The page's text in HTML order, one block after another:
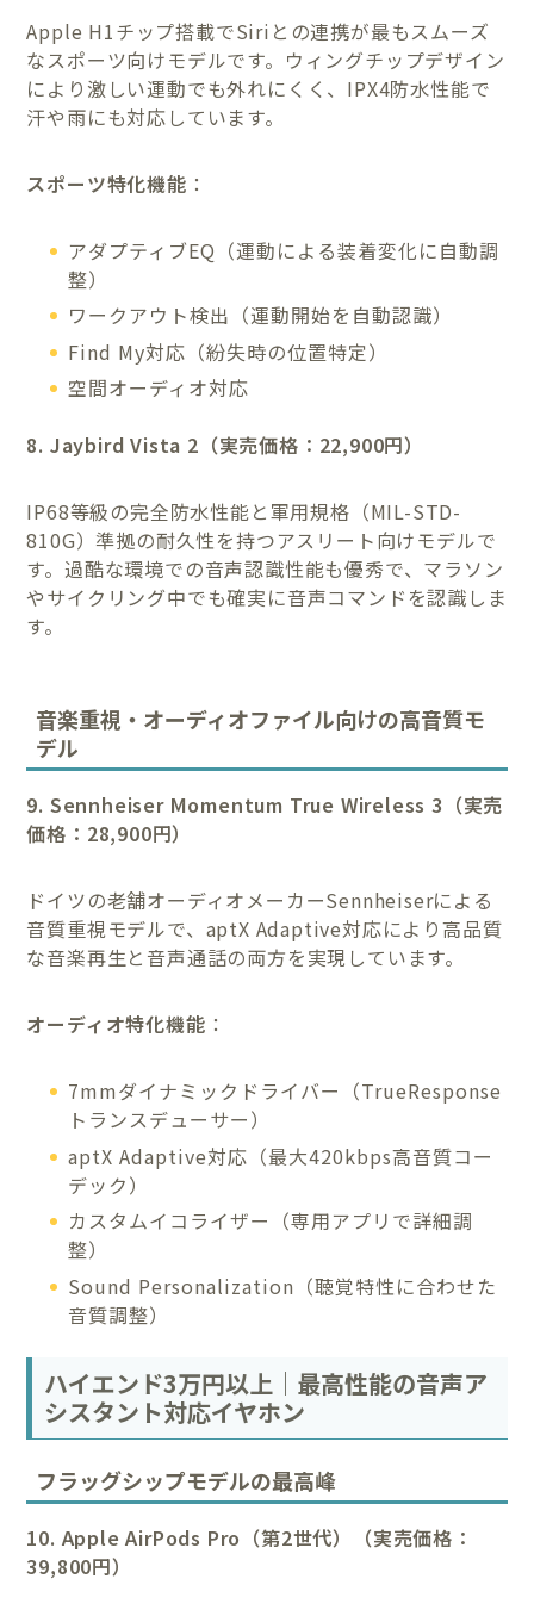
Apple H1チップ搭載でSiriとの連携が最もスムーズ
なスポーツ向けモデルです。ウィングチップデザイン
により激しい運動でも外れにくく、IPX4防水性能で
汗や雨にも対応しています。
スポーツ特化機能 ：
アダプティブEQ（運動による装着変化に自動調
整）
ワークアウト検出（運動開始を自動認識）
Find My対応（紛失時の位置特定）
空間オーディオ対応
8. Jaybird Vista 2（実売価格：22,900円）
IP68等級の完全防水性能と軍用規格（MIL-STD-
810G）準拠の耐久性を持つアスリート向けモデルで
す。過酷な環境での音声認識性能も優秀で、マラソン
やサイクリング中でも確実に音声コマンドを認識しま
す。
音楽重視・オーディオファイル向けの高音質モ
デル
9. Sennheiser Momentum True Wireless 3（実売
価格：28,900円）
ドイツの老舗オーディオメーカーSennheiserによる
音質重視モデルで、aptX Adaptive対応により高品質
な音楽再生と音声通話の両方を実現しています。
オーディオ特化機能 ：
7mmダイナミックドライバー（TrueResponse
トランスデューサー）
aptX Adaptive対応（最大420kbps高音質コー
デック）
カスタムイコライザー（専用アプリで詳細調
整）
Sound Personalization（聴覚特性に合わせた
音質調整）
ハイエンド3万円以上｜最高性能の音声ア
シスタント対応イヤホン
フラッグシップモデルの最高峰
10. Apple AirPods Pro（第2世代）（実売価格：
39,800円）